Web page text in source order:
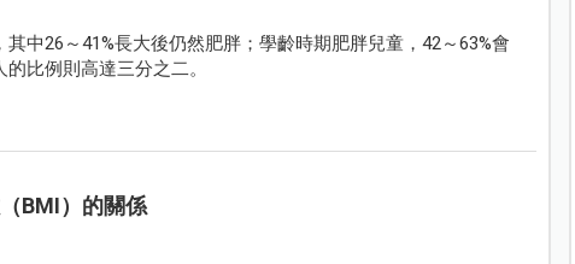
中26～41%長大後仍然肥胖；學齡時期肥胖兒童，42～63%會
比例則高達三分之二。
BMI）的關係